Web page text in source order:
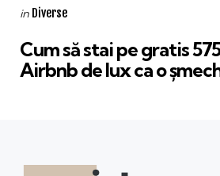
Categories
Posted
in Diverse
Cum să stai pe gratis
Airbnb de lux ca o